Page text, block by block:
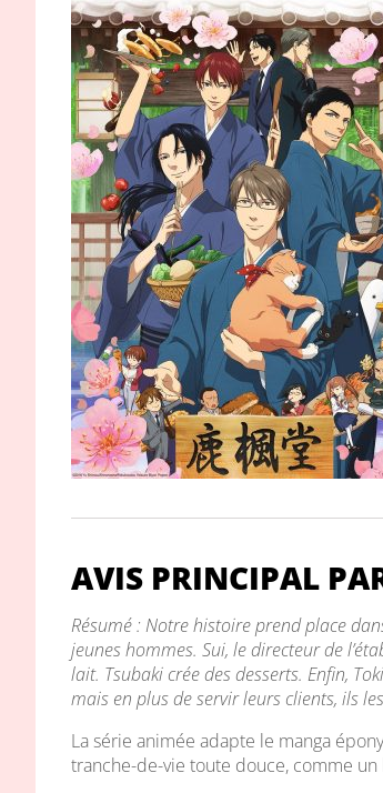
AVIS PRINCIPAL
Résumé : Notre histoire prend place
jeunes hommes. Sui, le directeur de
lait. Tsubaki crée des desserts. Enfin,
mais en plus de servir leurs clients, ils
La série animée adapte le manga
tranche-de-vie toute douce, comme un